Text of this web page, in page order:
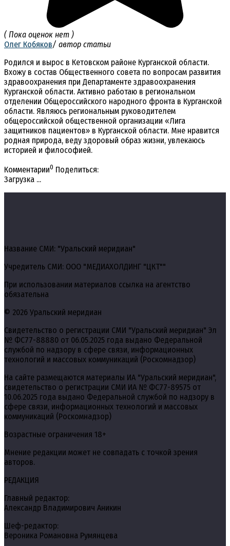
( Пока оценок нет )
Олег Кобяков/ автор статьи
Родился и вырос в Кетовском районе Курганской области.
Вхожу в состав Общественного совета по вопросам развития
здравоохранения при Департаменте здравоохранения
Курганской области. Активно работаю в региональном
отделении Общероссийского народного фронта в Курганской
области. Являюсь региональным руководителем
общероссийской общественной организации «Лига
защитников пациентов» в Курганской области. Мне нравится
родная природа, веду здоровый образ жизни, увлекаюсь
историей и философией.
Комментарии0 Поделиться:
Загрузка ...
Название СМИ: "Уральский меридиан"
Учредитель СМИ: ООО "МЕДИАХОЛДИНГ "ЦКТ""
При использовании материалов ссылка на агентство
обязательна
© 2026 Уральский меридиан
Свидетельство о регистрации СМИ "Уральский меридиан" Эл
№ ФС77-88880 от 06.05.2025 года выдано Федеральной
службой по надзору в сфере связи, информационных
технологий и массовых коммуникаций (Роскомнадзор)
На сайте размещаются материалы ИА "Уральский меридиан",
свидетельство о регистрации СМИ ИА № ФС77-89575 от
10.06.2025 года выдано Федеральной службой по надзору в
сфере связи, информационных технологий и массовых
коммуникаций (Роскомнадзор)
Возрастные ограничения 18+
Мнение редакции может не совпадать с точкой зрения
авторов.
РЕДАКЦИЯ
Главный редактор:
Александр Владимирович Аникин
Шеф-редактор:
Вероника Романовна Румянцева